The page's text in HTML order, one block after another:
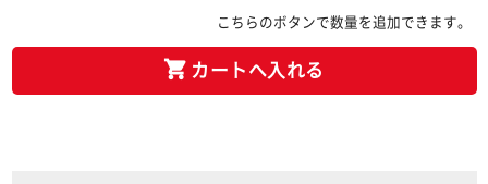
こちらのボタンで数量を追加できます。
カートへ入れる